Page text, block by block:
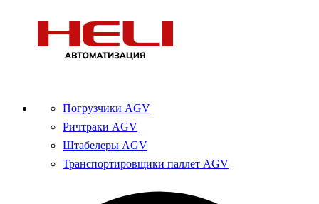
Погрузчики AGV
Ричтраки AGV
Штабелеры AGV
Транспортировщики паллет AGV